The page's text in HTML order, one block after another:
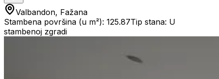
Valbandon, Fažana
Stambena površina (u m²): 125.87Tip stana: U
stambenoj zgradi